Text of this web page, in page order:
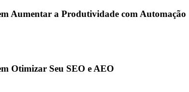
Aumentar a Produtividade com Automação
Otimizar Seu SEO e AEO